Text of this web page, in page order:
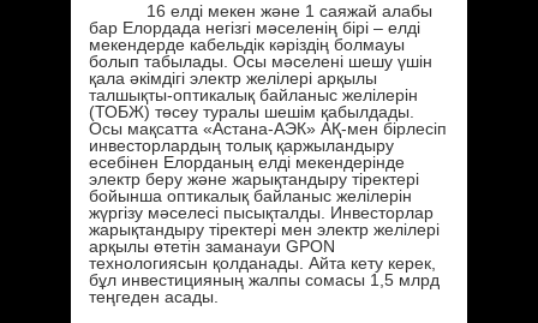
16 елді мекен және 1 саяжай алабы
бар Елордада негізгі мәселенің бірі – елді
мекендерде кабельдік кәріздің болмауы
болып табылады. Осы мәселені шешу үшін
қала әкімдігі электр желілері арқылы
талшықты-оптикалық байланыс желілерін
(ТОБЖ) төсеу туралы шешім қабылдады.
Осы мақсатта «Астана-АЭК» АҚ-мен бірлесіп
инвесторлардың толық қаржыландыру
есебінен Елорданың елді мекендерінде
электр беру және жарықтандыру тіректері
бойынша оптикалық байланыс желілерін
жүргізу мәселесі пысықталды. Инвесторлар
жарықтандыру тіректері мен электр желілері
арқылы өтетін заманауи GPON
технологиясын қолданады. Айта кету керек,
бұл инвестицияның жалпы сомасы 1,5 млрд
теңгеден асады.